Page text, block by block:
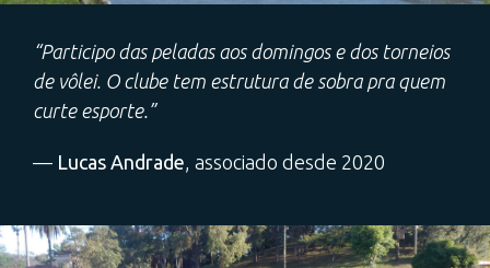
“Participo das peladas aos domingos e dos torneios
de vôlei. O clube tem estrutura de sobra pra quem
curte esporte.”
— Lucas Andrade , associado desde 2020